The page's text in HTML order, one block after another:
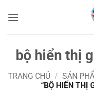
qua
bộ hiển thị
TRANG CHỦ / SẢN
“BỘ HIỂN THỊ